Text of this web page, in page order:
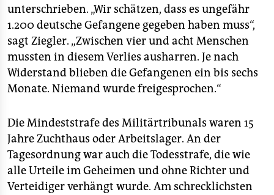
unterschrieben. „Wir schätzen, dass es ungefähr
1.200 deutsche Gefangene gegeben haben muss“,
sagt Ziegler. „Zwischen vier und acht Menschen
mussten in diesem Verlies ausharren. Je nach
Widerstand blieben die Gefangenen ein bis sechs
Monate. Niemand wurde freigesprochen.“
Die Mindeststrafe des Militärtribunals waren 15
Jahre Zuchthaus oder Arbeitslager. An der
Tagesordnung war auch die Todesstrafe, die wie
alle Urteile im Geheimen und ohne Richter und
Verteidiger verhängt wurde. Am schrecklichsten